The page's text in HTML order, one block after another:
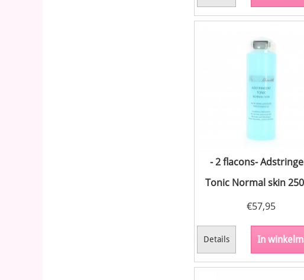
- 2 flacons-
Tonic Normal skin
€57,95
Details In